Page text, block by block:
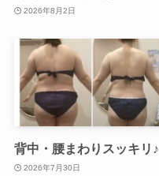
2026年8月2日
背中・腰まわりスッキリ♪
2026年7月30日